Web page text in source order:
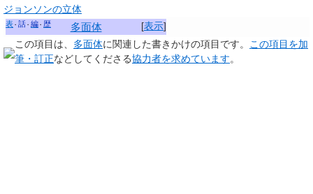
ジョンソンの立体
[表示]
表 話 編 歴 多面体
この項目は、 多面体に関連した書きかけの項目です。
この項目を加
筆・訂正などしてくださる協力者を求めています。